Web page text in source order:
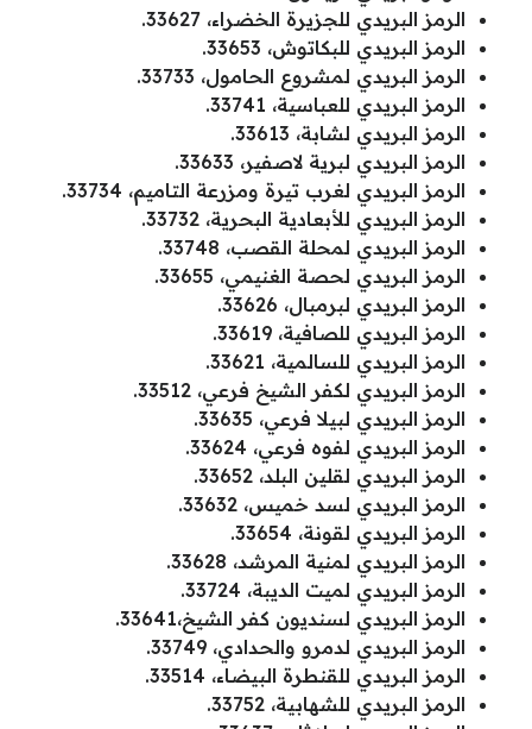
الرمز البريدي للجزيرة الخضراء، 33627.
الرمز البريدي للبكاتوش، 33653.
الرمز البريدي لمشروع الحامول، 33733.
الرمز البريدي للعباسية، 33741.
الرمز البريدي لشابة، 33613.
الرمز البريدي لبرية لاصفير، 33633.
الرمز البريدي لغرب تيرة ومزرعة التاميم، 33734.
الرمز البريدي للأبعادية البحرية، 33732.
الرمز البريدي لمحلة القصب، 33748.
الرمز البريدي لحصة الغنيمي، 33655.
الرمز البريدي لبرمبال، 33626.
الرمز البريدي للصافية، 33619.
الرمز البريدي للسالمية، 33621.
الرمز البريدي لكفر الشيخ فرعي، 33512.
الرمز البريدي لبيلا فرعي، 33635.
الرمز البريدي لفوه فرعي، 33624.
الرمز البريدي لقلين البلد، 33652.
الرمز البريدي لسد خميس، 33632.
الرمز البريدي لقونة، 33654.
الرمز البريدي لمنية المرشد، 33628.
الرمز البريدي لميت الديبة، 33724.
الرمز البريدي لسنديون كفر الشيخ،33641.
الرمز البريدي لدمرو والحدادي، 33749.
الرمز البريدي للقنطرة البيضاء، 33514.
الرمز البريدي للشهابية، 33752.